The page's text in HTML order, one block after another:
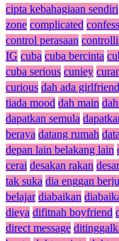
cipta kebahagiaan sendiri
zone complicated confess
control perasaan
IG cuba cuba bercinta
cuba serious cuniey
curious dah ada girlfriend
tiada mood dah main
dapatkan semula
beraya datang rumah
depan lain belakang lain
cerai desakan rakan
tak suka dia enggan
belajar diabaikan
dieya difitnah boyfriend
direct message